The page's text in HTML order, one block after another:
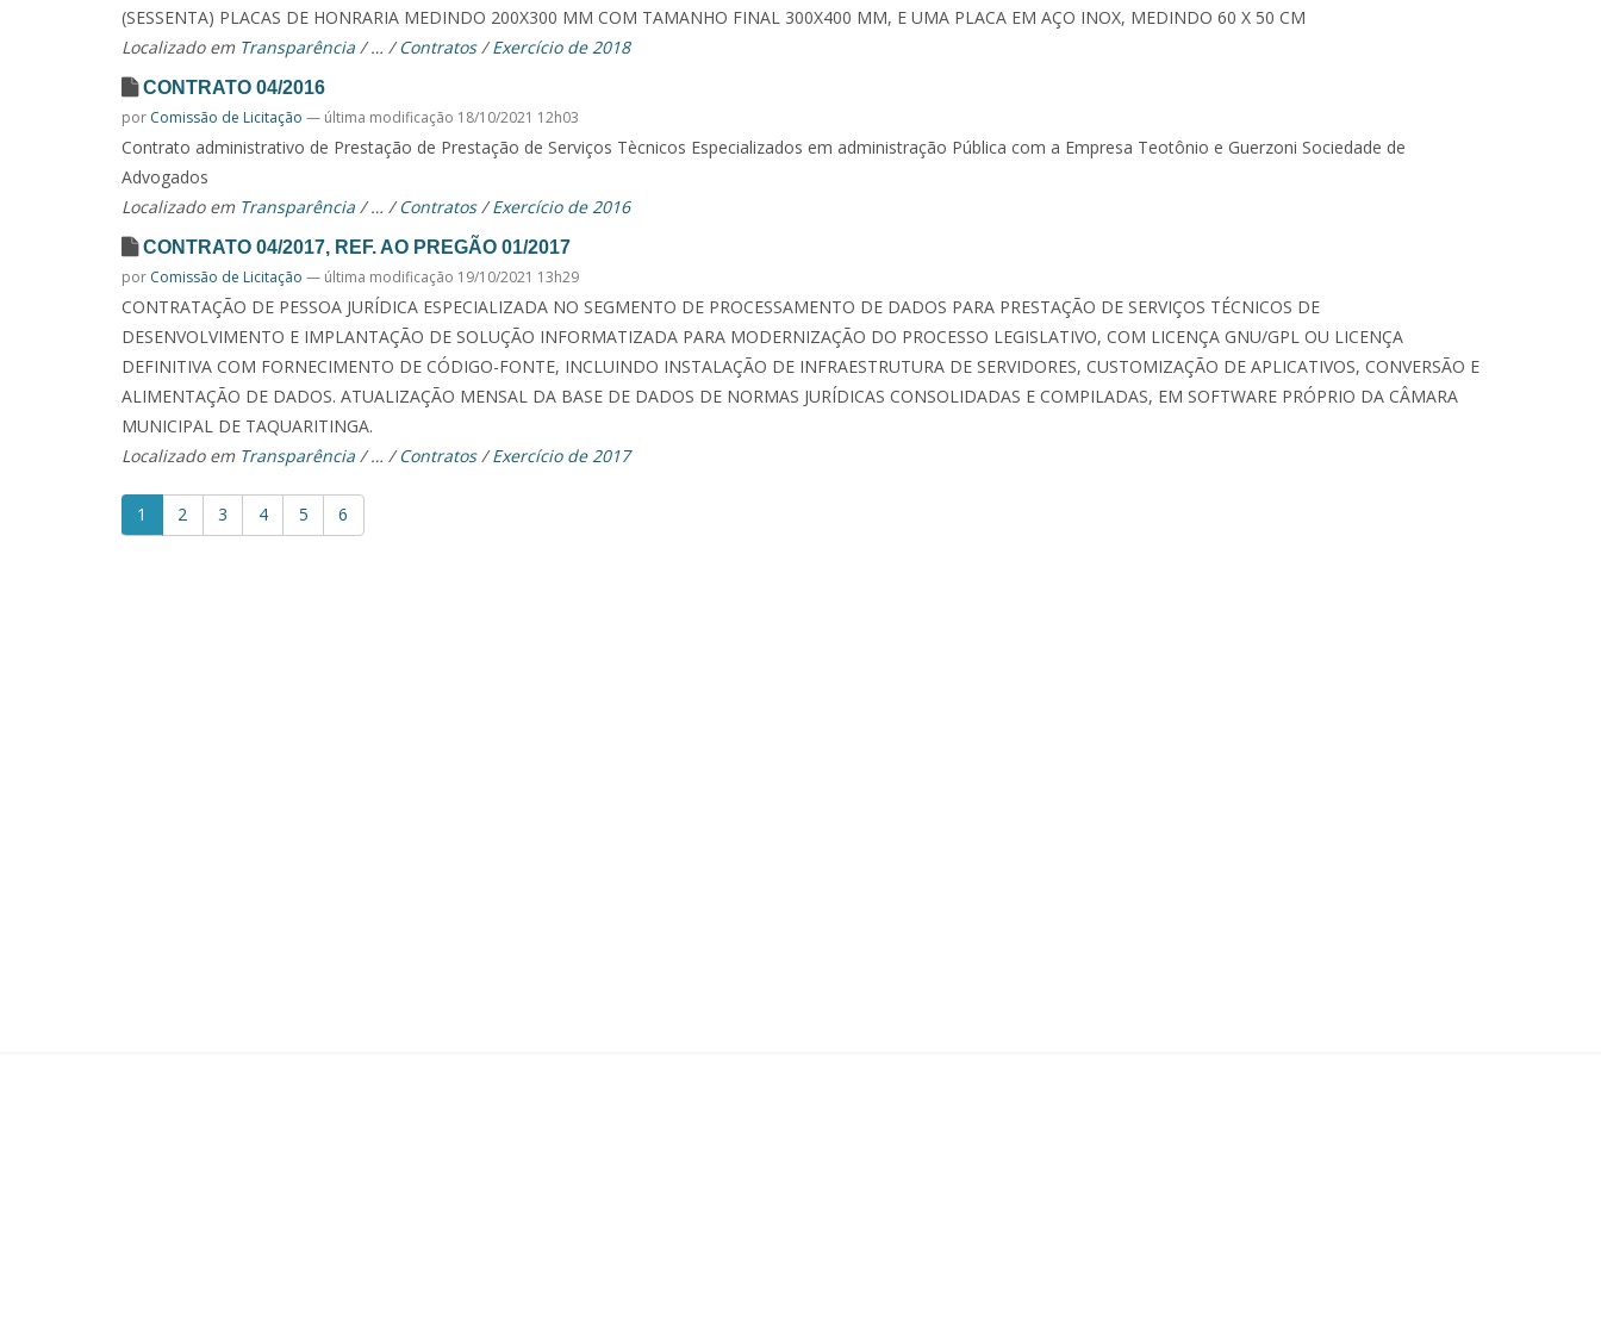
(SESSENTA) PLACAS DE HONRARIA MEDINDO 200X300 MM COM TAMANHO FINAL 300X400 MM, E UMA PLACA EM AÇO INOX, MEDINDO 60 X 50 CM
Localizado em Transparência /… /Contratos /Exercício de 2018
CONTRATO 04/2016
por Comissão de Licitação — última modificação 18/10/2021 12h03
Contrato administrativo de Prestação de Prestação de Serviços Tècnicos Especializados em administração Pública com a Empresa Teotônio e Guerzoni Sociedade de
Advogados
Localizado em Transparência /… /Contratos /Exercício de 2016
CONTRATO 04/2017, REF. AO PREGÃO 01/2017
por Comissão de Licitação — última modificação 19/10/2021 13h29
CONTRATAÇÃO DE PESSOA JURÍDICA ESPECIALIZADA NO SEGMENTO DE PROCESSAMENTO DE DADOS PARA PRESTAÇÃO DE SERVIÇOS TÉCNICOS DE
DESENVOLVIMENTO E IMPLANTAÇÃO DE SOLUÇÃO INFORMATIZADA PARA MODERNIZAÇÃO DO PROCESSO LEGISLATIVO, COM LICENÇA GNU/GPL OU LICENÇA
DEFINITIVA COM FORNECIMENTO DE CÓDIGO-FONTE, INCLUINDO INSTALAÇÃO DE INFRAESTRUTURA DE SERVIDORES, CUSTOMIZAÇÃO DE APLICATIVOS, CONVERSÃO E
ALIMENTAÇÃO DE DADOS. ATUALIZAÇÃO MENSAL DA BASE DE DADOS DE NORMAS JURÍDICAS CONSOLIDADAS E COMPILADAS, EM SOFTWARE PRÓPRIO DA CÂMARA
MUNICIPAL DE TAQUARITINGA.
Localizado em Transparência /… /Contratos /Exercício de 2017
1 2 3 4 5 6